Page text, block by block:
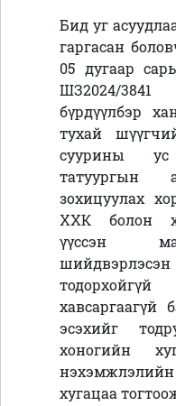
Бид уг
гаргасан
05 дугаар
ШЗ2024/
бүрдүүлбэр
тухай
суурины
татуургын
зохицуулах
ХХК болон
үүссэн
шийдвэрлэсэн
хавсаргаагүй
эсэхийг
хоногийн
хугацаа